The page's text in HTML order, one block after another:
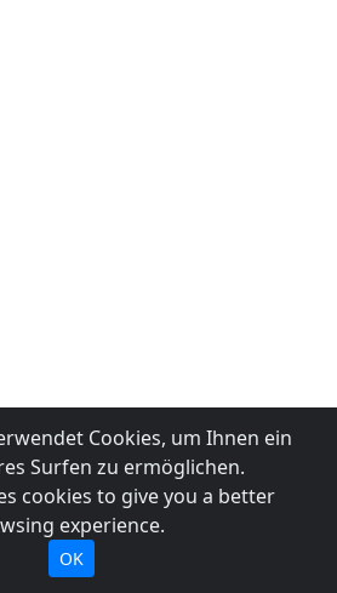
Cookies, um Ihnen ein
Surfen zu ermöglichen.
cookies to give you a better
experience.
OK